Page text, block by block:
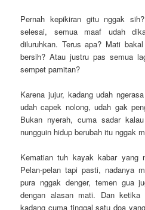
Pernah kepikiran gitu nggak
selesai, semua maaf udah
diluruhkan. Terus apa? Mati
bersih? Atau justru pas semua
sempet pamitan?
Karena jujur, kadang udah
udah capek nolong, udah gak
Bukan nyerah, cuma sadar
nungguin hidup berubah itu nggak
Kematian tuh kayak kabar yang
Pelan-pelan tapi pasti, nadanya
pura nggak denger, temen gua
dengan alasan mati. Dan ketika
kadang cuma tinggal satu doa